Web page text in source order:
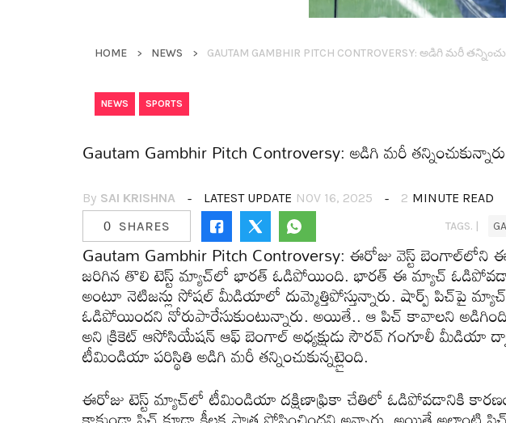
HOME NEWS
NEWS SPORTS
Gautam Gambhir Pitch Controversy: అడిగి మ‌రీ త‌న్నించుకున్నారు
By SAI KRISHNA LATEST UPDATE NOV 16, 2025 2 MINUTE READ
0 SHARES TAGS. |
Gautam Gambhir Pitch Controversy: ఈరోజు వెస్ట్ బెంగాల్‌లోని
జ‌రిగిన తొలి టెస్ట్ మ్యాచ్‌లో భార‌త్ ఓడిపోయింది. భార‌త్ ఈ మ్యాచ్
అంటూ నెటిజన్లు సోష‌ల్ మీడియాలో దుమ్మెత్తిపోస్తున్నారు. షార్ప్ పిచ్‌పై
ఓడిపోయిందని నోరుపారేసుకుంటున్నారు. అయితే.. ఆ పిచ్ కావాల‌ని
అని క్రికెట్ ఆసోసియేష‌న్ ఆఫ్ బెంగాల్ అధ్య‌క్షుడు సౌరవ్ గంగూలీ మీడియా
టీమిండియా ప‌రిస్థితి అడిగి మ‌రీ త‌న్నించుకున్న‌ట్లైంది.
ఈరోజు టెస్ట్ మ్యాచ్‌లో టీమిండియా ద‌క్షిణాఫ్రికా చేతిలో ఓడిపోవ‌డానికి కార‌ణం